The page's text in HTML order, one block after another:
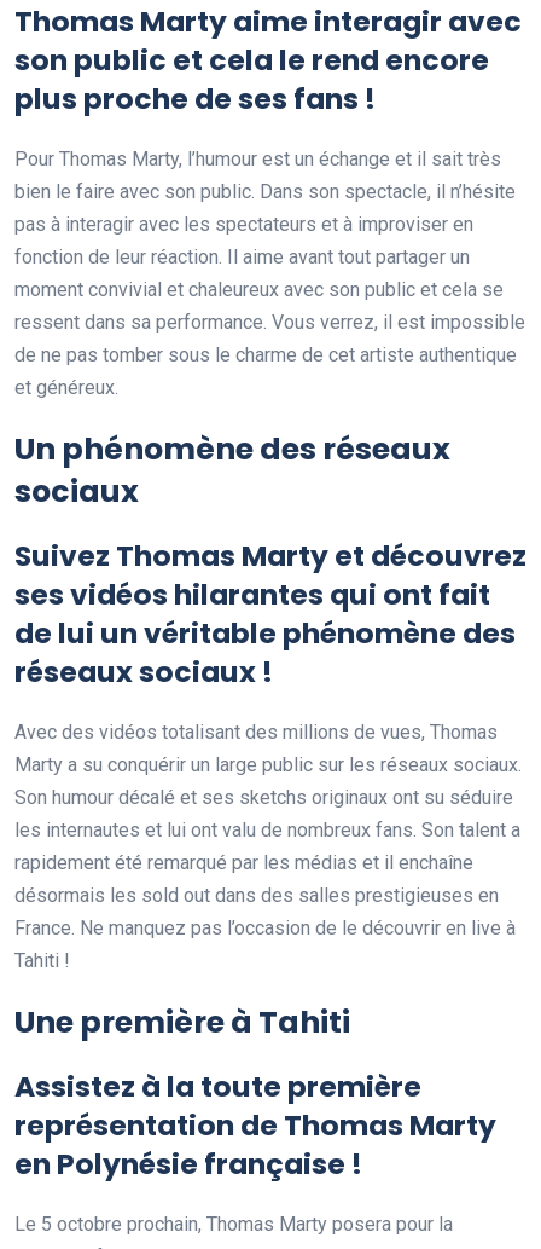
Thomas Marty aime interagir avec
son public et cela le rend encore
plus proche de ses fans !
Pour Thomas Marty, l’humour est un échange et il sait très
bien le faire avec son public. Dans son spectacle, il n’hésite
pas à interagir avec les spectateurs et à improviser en
fonction de leur réaction. Il aime avant tout partager un
moment convivial et chaleureux avec son public et cela se
ressent dans sa performance. Vous verrez, il est impossible
de ne pas tomber sous le charme de cet artiste authentique
et généreux.
Un phénomène des réseaux
sociaux
Suivez Thomas Marty et découvrez
ses vidéos hilarantes qui ont fait
de lui un véritable phénomène des
réseaux sociaux !
Avec des vidéos totalisant des millions de vues, Thomas
Marty a su conquérir un large public sur les réseaux sociaux.
Son humour décalé et ses sketchs originaux ont su séduire
les internautes et lui ont valu de nombreux fans. Son talent a
rapidement été remarqué par les médias et il enchaîne
désormais les sold out dans des salles prestigieuses en
France. Ne manquez pas l’occasion de le découvrir en live à
Tahiti !
Une première à Tahiti
Assistez à la toute première
représentation de Thomas Marty
en Polynésie française !
Le 5 octobre prochain, Thomas Marty posera pour la